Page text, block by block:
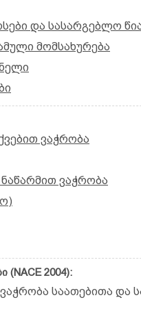
და სასარგებლო
მომსახურება
ვაჭრობა
ვაჭრობა
2004):
საათებითა და